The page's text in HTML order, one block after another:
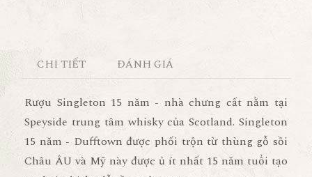
CHI TIẾT ĐÁNH GIÁ
Rượu Singleton 15 năm - nhà chưng cất nằm tại
Speyside trung tâm whisky của Scotland. Singleton
15 năm - Dufftown được phối trộn từ thùng gỗ sồi
Châu ÂU và Mỹ này được ủ ít nhất 15 năm tuổi tạo